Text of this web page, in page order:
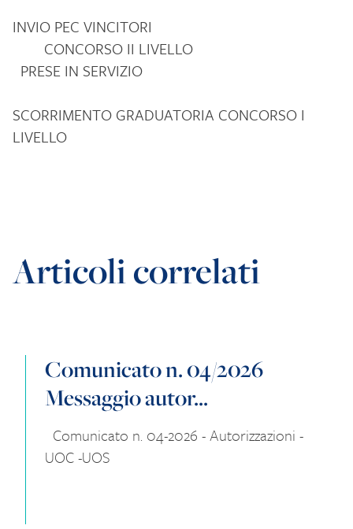
INVIO PEC VINCITORI
CONCORSO II LIVELLO
PRESE IN SERVIZIO
SCORRIMENTO GRADUATORIA CONCORSO I
LIVELLO
Articoli correlati
Comunicato n. 04/2026
Messaggio autor...
Comunicato n. 04-2026 - Autorizzazioni -
UOC -UOS